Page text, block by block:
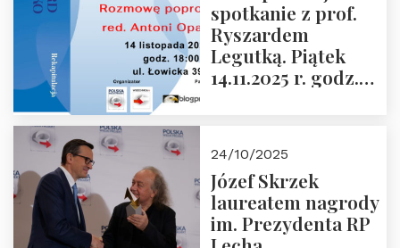
spotkanie z prof.
Ryszardem
Legutką. Piątek
14.11.2025 r. godz.
24/10/2025
Józef Skrzek
laureatem nagrody
im. Prezydenta RP